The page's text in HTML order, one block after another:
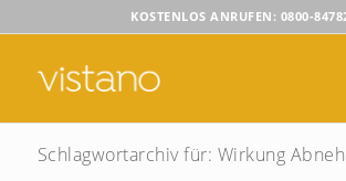
KOSTENLOS ANRUFEN: 0800-
Schlagwortarchiv für: Wirkung